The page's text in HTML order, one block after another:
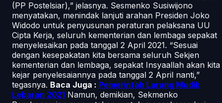
(PP Postelsiar),” jelasnya. Sesmenko Susiwijono
menyatakan, menindak lanjuti arahan Presiden Joko
Widodo untuk penyusunan peraturan pelaksana UU
Cipta Kerja, seluruh kementerian dan lembaga sepakat
menyelesaikan pada tanggal 2 April 2021. “Sesuai
dengan kesepakatan kita bersama seluruh Sekjen
kementerian dan lembaga, sepakat Insyaallah akan kita
kejar penyelesaiannya pada tanggal 2 April nanti,”
tegasnya. Baca Juga : Pemerintah Larang Mudik
Lebaran 2021 Namun, demikian, Sekmenko